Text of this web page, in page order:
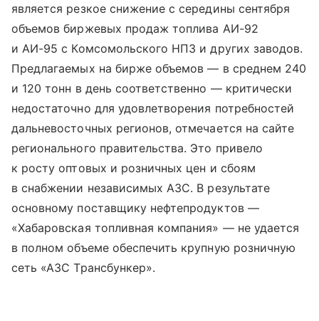
является резкое снижение с середины сентября
объемов биржевых продаж топлива АИ-92
и АИ-95 с Комсомольского НПЗ и других заводов.
Предлагаемых на бирже объемов — в среднем 240
и 120 тонн в день соответственно — критически
недостаточно для удовлетворения потребностей
дальневосточных регионов, отмечается на сайте
регионального правительства. Это привело
к росту оптовых и розничных цен и сбоям
в снабжении независимых АЗС. В результате
основному поставщику нефтепродуктов —
«Хабаровская топливная компания» — не удается
в полном объеме обеспечить крупную розничную
сеть «АЗС Трансбункер».